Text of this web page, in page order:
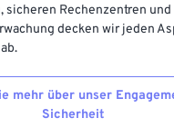
sicheren Rechenzentren und
decken wir jeden
mehr über unser
Sicherheit